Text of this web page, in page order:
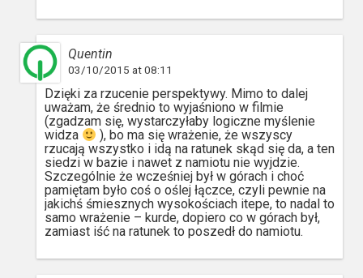
Quentin
03/10/2015 at 08:11
Dzięki za rzucenie perspektywy. Mimo to dalej
uważam, że średnio to wyjaśniono w filmie
(zgadzam się, wystarczyłaby logiczne myślenie
widza
), bo ma się wrażenie, że wszyscy
rzucają wszystko i idą na ratunek skąd się da, a ten
siedzi w bazie i nawet z namiotu nie wyjdzie.
Szczególnie że wcześniej był w górach i choć
pamiętam było coś o oślej łączce, czyli pewnie na
jakichś śmiesznych wysokościach itepe, to nadal to
samo wrażenie – kurde, dopiero co w górach był,
zamiast iść na ratunek to poszedł do namiotu.